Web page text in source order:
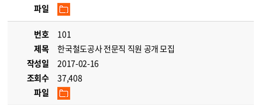
파일
번호
101
제목
한국철도공사 전문직 직원 공개 모집
작성일
2017-02-16
조회수
37,408
파일